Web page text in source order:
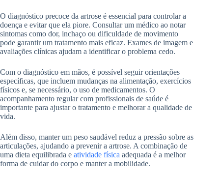
O diagnóstico precoce da artrose é essencial para controlar a
doença e evitar que ela piore. Consultar um médico ao notar
sintomas como dor, inchaço ou dificuldade de movimento
pode garantir um tratamento mais eficaz. Exames de imagem e
avaliações clínicas ajudam a identificar o problema cedo.
Com o diagnóstico em mãos, é possível seguir orientações
específicas, que incluem mudanças na alimentação, exercícios
físicos e, se necessário, o uso de medicamentos. O
acompanhamento regular com profissionais de saúde é
importante para ajustar o tratamento e melhorar a qualidade de
vida.
Além disso, manter um peso saudável reduz a pressão sobre as
articulações, ajudando a prevenir a artrose. A combinação de
uma dieta equilibrada e atividade física adequada é a melhor
forma de cuidar do corpo e manter a mobilidade.